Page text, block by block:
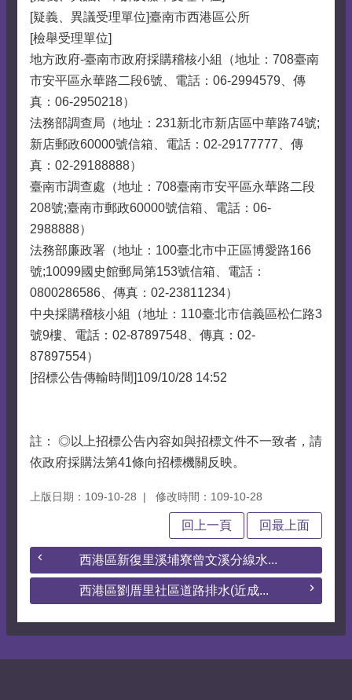
[疑義、異議受理單位]臺南市西港區公所
[檢舉受理單位]
地方政府-臺南市政府採購稽核小組（地址：708臺南
市安平區永華路二段6號、電話：06-2994579、傳
真：06-2950218）
法務部調查局（地址：231新北市新店區中華路74號;
新店郵政60000號信箱、電話：02-29177777、傳
真：02-29188888）
臺南市調查處（地址：708臺南市安平區永華路二段
208號;臺南市郵政60000號信箱、電話：06-
2988888）
法務部廉政署（地址：100臺北市中正區博愛路166
號;10099國史館郵局第153號信箱、電話：
0800286586、傳真：02-23811234）
中央採購稽核小組（地址：110臺北市信義區松仁路3
號9樓、電話：02-87897548、傳真：02-
87897554）
[招標公告傳輸時間]109/10/28 14:52
註： ◎以上招標公告內容如與招標文件不一致者，請
依政府採購法第41條向招標機關反映。
上版日期：109-10-28 修改時間：109-10-28
回上一頁 回最上面
西港區新復里溪埔寮曾文溪分線水...
西港區劉厝里社區道路排水(近成...